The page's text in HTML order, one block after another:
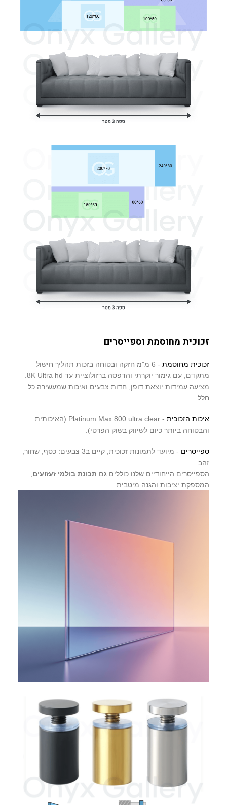
זכוכית מחוסמת וספייסרים
זכוכית מחוסמת
- 6 מ"מ חזקה ובטוחה בזכות תהליך חישול
מציעה עמידות יוצאת דופן, חדות צבעים ואיכות שמעשירה כל
חלל.
איכות הזכוכית
- Platinum Max 800 ultra clear (האיכותית
והבטוחה ביותר כיום לשיווק בשוק הפרטי).
ספייסרים
- מיועד לתמונות זכוכית, קיים ב3 צבעים: כסף, שחור,
זהב.
הספייסרים הייחודיים שלנו כוללים גם תכונת בולמי זעזועים
המספקת יציבות והגנה מיטבית.